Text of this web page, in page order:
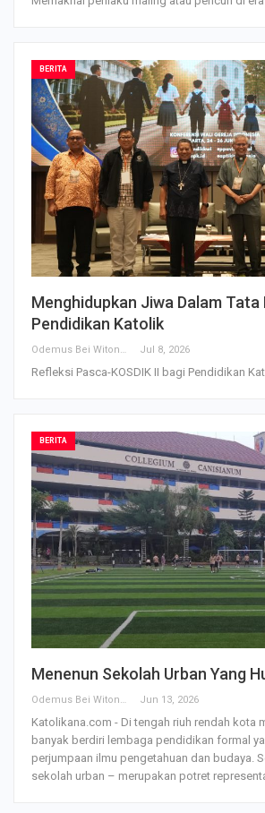
BERITA
Menghidupkan Jiwa Dalam Tata
Pendidikan Katolik
Odemus Bei Witono Jul 8, 2026
Refleksi Pasca-KOSDIK II bagi Pendidikan
BERITA
Menenun Sekolah Urban Yang
Odemus Bei Witono Jun 13, 2026
Katolikana.com - Di tengah riuh rendah kota
banyak berdiri lembaga pendidikan formal
perjumpaan ilmu pengetahuan dan budaya.
sekolah urban – merupakan potret